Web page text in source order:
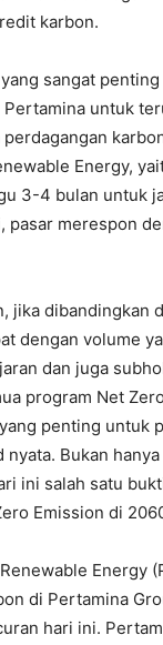
karbon.
sangat
untuk
perdagangan
Energy,
3-4 bulan untuk
pasar merespon
jika dibandingkan
dengan volume
dan juga
program Net
penting untuk
Bukan
ini salah satu
Emission di
Energy
di Pertamina
hari ini.